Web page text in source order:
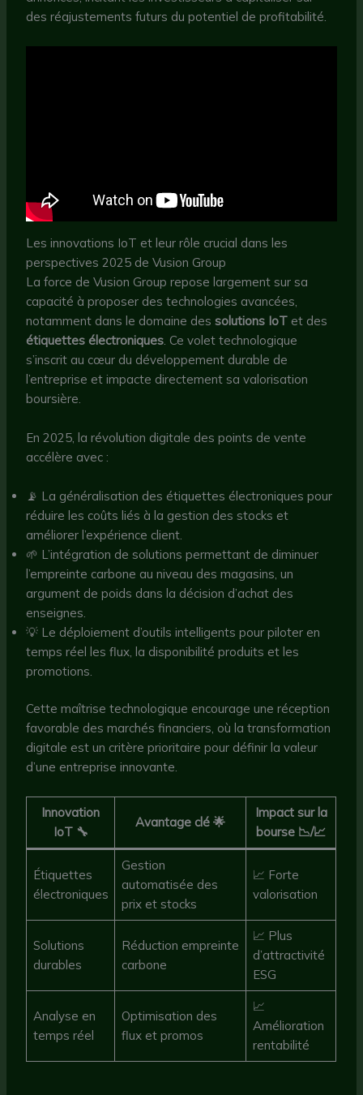
des réajustements futurs du potentiel de profitabilité.
Les innovations IoT et leur rôle crucial dans les
perspectives 2025 de Vusion Group
La force de Vusion Group repose largement sur sa
capacité à proposer des technologies avancées,
notamment dans le domaine dessolutions IoT et des
étiquettes électroniques . Ce volet technologique
s’inscrit au cœur du développement durable de
l’entreprise et impacte directement sa valorisation
boursière.
En 2025, la révolution digitale des points de vente
accélère avec :
📡 La généralisation des étiquettes électroniques pour
réduire les coûts liés à la gestion des stocks et
améliorer l’expérience client.
🌱 L’intégration de solutions permettant de diminuer
l’empreinte carbone au niveau des magasins, un
argument de poids dans la décision d’achat des
enseignes.
💡 Le déploiement d’outils intelligents pour piloter en
temps réel les flux, la disponibilité produits et les
promotions.
Cette maîtrise technologique encourage une réception
favorable des marchés financiers, où la transformation
digitale est un critère prioritaire pour définir la valeur
d’une entreprise innovante.
Innovation
IoT 🔧
Avantage clé 🌟
Impact sur la
bourse 📉/📈
Étiquettes
électroniques
Gestion
automatisée des
prix et stocks
📈 Forte
valorisation
Solutions
durables
Réduction empreinte
carbone
📈 Plus
d’attractivité
ESG
Analyse en
temps réel
Optimisation des
flux et promos
📈
Amélioration
rentabilité